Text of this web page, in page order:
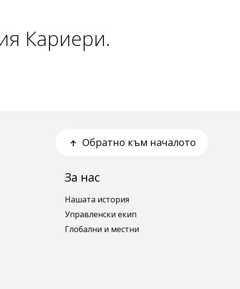
Кариери.
Обратно към началото
За нас
Нашата история
Управленски екип
Глобални и местни